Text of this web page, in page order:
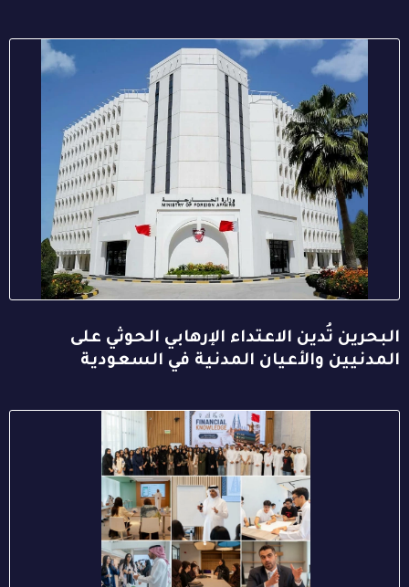
البحرين تُدين الاعتداء الإرهابي الحوثي على
المدنيين والأعيان المدنية في السعودية